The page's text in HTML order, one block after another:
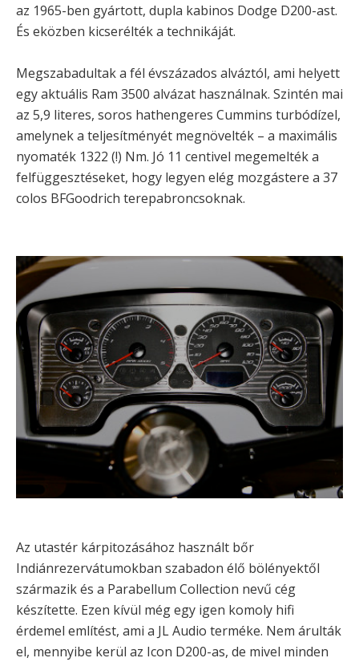
az 1965-ben gyártott, dupla kabinos Dodge D200-ast.
És eközben kicserélték a technikáját.
Megszabadultak a fél évszázados alváztól, ami helyett
egy aktuális Ram 3500 alvázat használnak. Szintén mai
az 5,9 literes, soros hathengeres Cummins turbódízel,
amelynek a teljesítményét megnövelték – a maximális
nyomaték 1322 (!) Nm. Jó 11 centivel megemelték a
felfüggesztéseket, hogy legyen elég mozgástere a 37
colos BFGoodrich terepabroncsoknak.
Az utastér kárpitozásához használt bőr
Indiánrezervátumokban szabadon élő bölényektől
származik és a Parabellum Collection nevű cég
készítette. Ezen kívül még egy igen komoly hifi
érdemel említést, ami a JL Audio terméke. Nem árulták
el, mennyibe kerül az Icon D200-as, de mivel minden